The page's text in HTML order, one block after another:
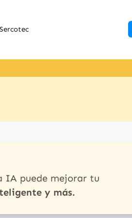
IA puede mejorar tu
y más.